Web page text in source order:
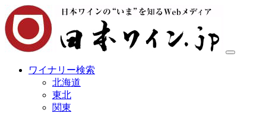
ワイナリー検索
北海道
東北
関東